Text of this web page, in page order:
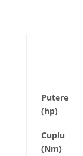
Putere
(hp)
Cuplu
(Nm)